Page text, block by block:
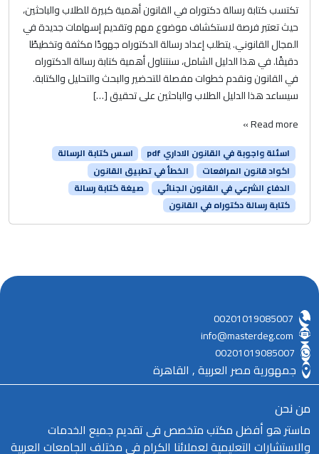
تكتسب كتابة رسالة دكتوراه في القانون أهمية كبيرة للطلاب والباحثين،
حيث تعتبر فرصة لاستكشاف موضوع مهم وتقديم إسهامات جديدة في
المجال القانوني. يتطلب إعداد رسالة الدكتوراه جهودًا مكثفة وتخطيطًا
دقيقًا. في هذا الدليل الشامل، سنتناول أهمية كتابة رسالة الدكتوراه
في القانون ونقدم خطوات مفصلة للتحضير والبحث والتحليل والكتابة.
سيساعد هذا الدليل الطلاب والباحثين على تحقيق […]
Read more »
اسئلة واجوبة في القانون الاداري pdf
اسس كتابة الرسالة
اكواد قانون المرافعات
الخطأ في تطبيق القانون
الدفاع الشرعي في القانون الجنائي
صيغة كتابة رسالة
كتابة رسالة دكتوراه في القانون
00201019085007
info@masterdeg.com
00201019085007
جمهورية مصر العربية , القاهرة
من نحن
ماستر هو أفضل مكتب متخصص فى تقديم جميع الخدمات
والاستشارات التعليمية لعملائنا الكرام فى مختلف الجامعات العربية